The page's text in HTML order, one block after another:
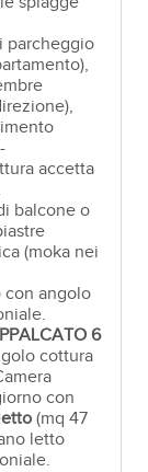
parcheggio
accetta
balcone o
(moka nei
con angolo
6
cottura
con
(mq 47
letto